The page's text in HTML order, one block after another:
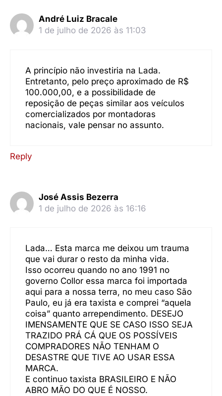
André Luiz Bracale
1 de julho de 2026 às 11:03
A princípio não investiria na Lada.
Entretanto, pelo preço aproximado de R$
100.000,00, e a possibilidade de
reposição de peças similar aos veículos
comercializados por montadoras
nacionais, vale pensar no assunto.
Reply
José Assis Bezerra
1 de julho de 2026 às 16:16
Lada… Esta marca me deixou um trauma
que vai durar o resto da minha vida.
Isso ocorreu quando no ano 1991 no
governo Collor essa marca foi importada
aqui para a nossa terra, no meu caso São
Paulo, eu já era taxista e comprei “aquela
coisa” quanto arrependimento. DESEJO
IMENSAMENTE QUE SE CASO ISSO SEJA
TRAZIDO PRÁ CÁ QUE OS POSSÍVEIS
COMPRADORES NÃO TENHAM O
DESASTRE QUE TIVE AO USAR ESSA
MARCA.
E continuo taxista BRASILEIRO E NÃO
ABRO MÃO DO QUE É NOSSO.